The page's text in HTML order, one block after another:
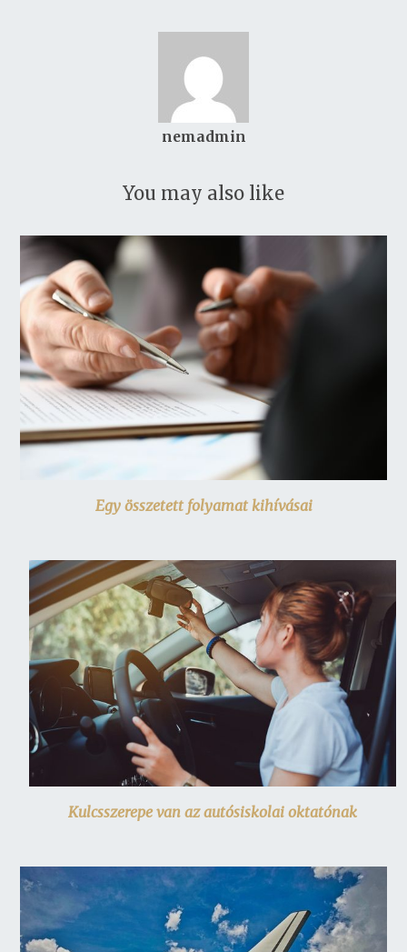
nemadmin
You may also like
Egy összetett folyamat kihívásai
Kulcsszerepe van az autósiskolai oktatónak